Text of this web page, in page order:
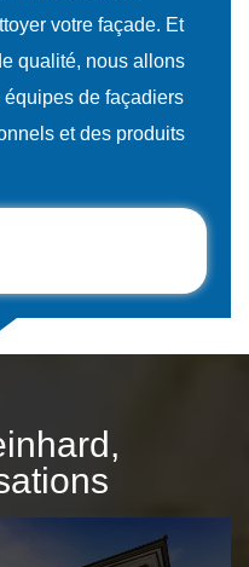
votre façade. Et
qualité, nous allons
de façadiers
et des produits